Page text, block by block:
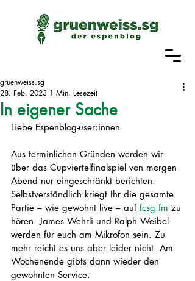
In eigener Sache
gruenweiss.sg
28. Feb. 2023 1 Min. Lesezeit
Liebe Espenblog-user:innen
Aus terminlichen Gründen werden wir
über das Cupviertelfinalspiel von morgen
Abend nur eingeschränkt berichten.
Selbstverständlich kriegt Ihr die gesamte
Partie – wie gewohnt live – auf fcsg.fm zu
hören. James Wehrli und Ralph Weibel
werden für euch am Mikrofon sein. Zu
mehr reicht es uns aber leider nicht. Am
Wochenende gibts dann wieder den
gewohnten Service.